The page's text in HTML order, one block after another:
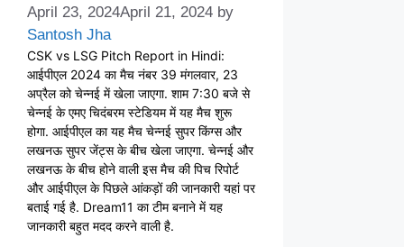
April 23, 2024April 21, 2024 by
Santosh Jha
CSK vs LSG Pitch Report in Hindi:
आईपीएल 2024 का मैच नंबर 39 मंगलवार, 23
अप्रैल को चेन्नई में खेला जाएगा. शाम 7:30 बजे से
चेन्नई के एमए चिदंबरम स्टेडियम में यह मैच शुरू
होगा. आईपीएल का यह मैच चेन्नई सुपर किंग्स और
लखनऊ सुपर जेंट्स के बीच खेला जाएगा. चेन्नई और
लखनऊ के बीच होने वाली इस मैच की पिच रिपोर्ट
और आईपीएल के पिछले आंकड़ों की जानकारी यहां पर
बताई गई है. Dream11 का टीम बनाने में यह
जानकारी बहुत मदद करने वाली है.